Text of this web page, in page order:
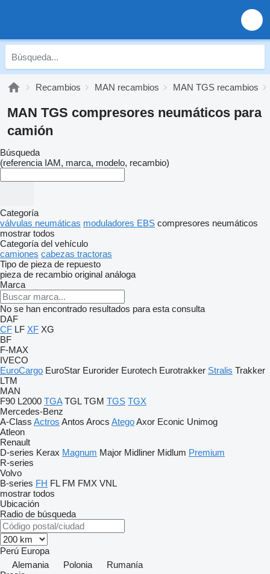
Recambios MAN recambios MAN TGS recambios
MAN TGS compresores neumáticos para
camión
Búsqueda
(referencia IAM, marca, modelo, recambio)
Categoría
válvulas neumáticas moduladores EBS compresores neumáticos
mostrar todos
Categoría del vehículo
camiones cabezas tractoras
Tipo de pieza de repuesto
pieza de recambio original análoga
Marca
No se han encontrado resultados para esta consulta
DAF
CF LF XF XG
BF
F-MAX
IVECO
EuroCargo EuroStar Eurorider Eurotech Eurotrakker Stralis Trakker
LTM
MAN
F90 L2000 TGA TGL TGM TGS TGX
Mercedes-Benz
A-Class Actros Antos Arocs AtegoAxor Econic Unimog
Atleon
Renault
D-series Kerax Magnum Major Midliner Midlum Premium
R-series
Volvo
B-series FH FL FM FMX VNL
mostrar todos
Ubicación
Radio de búsqueda
Perú Europa
Alemania
Polonia
Rumanía